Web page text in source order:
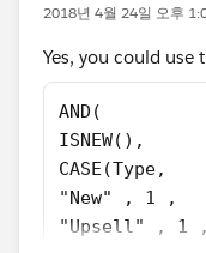
2018년 4월 24일 오후
Yes, you could use
AND(
ISNEW(),
CASE(Type,
"New" , 1 ,
"Upsell" , 1 ,